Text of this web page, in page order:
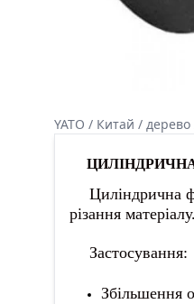
YATO / Китай /
ЦИЛІНДРИЧНА
Циліндрична
різання
Застосування:
Збільшення